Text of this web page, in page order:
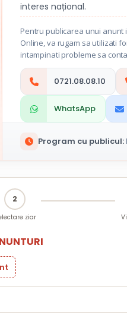
interes național.
Pentru publicarea unui
Online, va rugam sa utilizati
intampinati probleme sa
0721.08.08.10
WhatsApp
Program cu publicul:
2
ziar